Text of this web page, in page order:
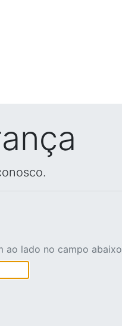
ao lado no campo abaixo